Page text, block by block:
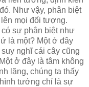
Như vậy, phân biệt
mọi đối tượng.
sự phân biệt như
là một? Một ở đây
nghĩ cái cây cũng
ở đây là tâm không
lặng, chúng ta thấy
tướng chỉ là sự